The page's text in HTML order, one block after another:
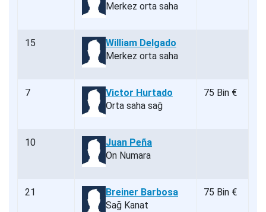
Merkez orta saha
15
William Delgado
Merkez orta saha
7
Victor Hurtado
Orta saha sağ
75 Bin €
10
Juan Peña
On Numara
21
Breiner Barbosa
Sağ Kanat
75 Bin €